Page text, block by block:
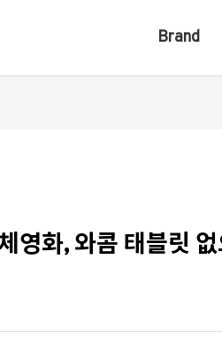
Brand
영화, 와콤 태블릿